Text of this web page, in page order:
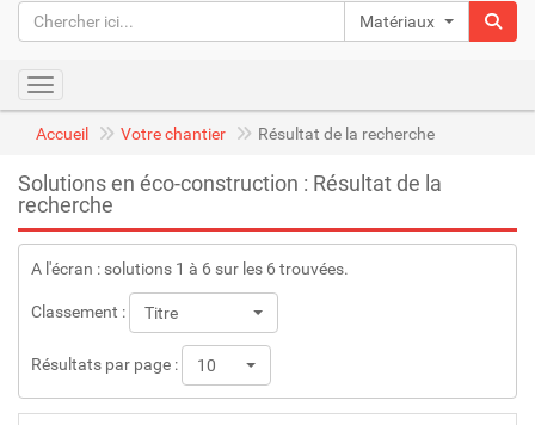
Matériaux naturels
Toggle navigation
Accueil Votre chantier Résultat de la recherche
Solutions en éco-construction : Résultat de la
recherche
A l'écran : solutions 1 à 6 sur les 6 trouvées.
Classement : Titre
Résultats par page : 10